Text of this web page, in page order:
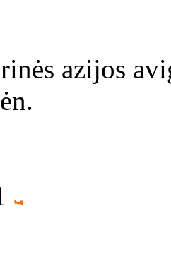
azijos